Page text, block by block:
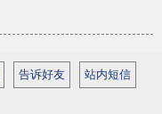
告诉好友 站内短信